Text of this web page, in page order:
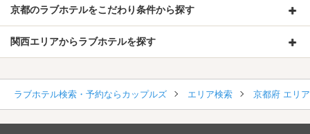
京都のラブホテルをこだわり条件から探す
関西エリアからラブホテルを探す
ラブホテル検索・予約ならカップルズ エリア検索 京都府 エリ